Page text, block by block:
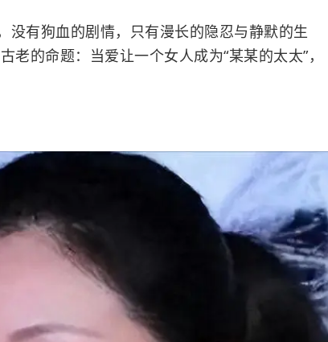
没有狗血的剧情，只有漫长的隐忍与静默的生
老的命题：当爱让一个女人成为“某某的太太”，